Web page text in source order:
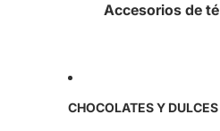
Accesorios de té
CHOCOLATES Y DULCES